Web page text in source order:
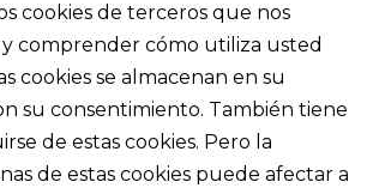
cookies de terceros que nos
comprender cómo utiliza usted
cookies se almacenan en su
su consentimiento. También tiene
de estas cookies. Pero la
de estas cookies puede afectar a